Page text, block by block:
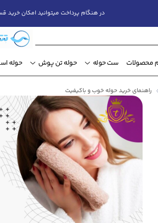
در هنگام پرداخت میتوانید امکان خرید
محصولات ست حوله حوله تن پوش حوله
راهنمای خرید حوله خوب و باکیفیت